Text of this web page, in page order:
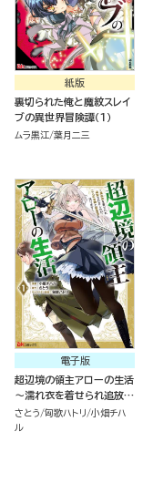
紙版
裏切られた俺と魔紋スレイ
ブの異世界冒険譚（１）
ムラ黒江 葉月二三
電子版
超辺境の領主アローの生活
～濡れ衣を着せられ追放さ
れましたが、二人の女神と
新生活を送ります～ コミッ
さとう 匈歌ハトリ 小畑チハ
ル